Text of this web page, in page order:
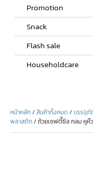
Promotion
Snack
Flash sale
Householdcare
หน้าหลัก/สินค้าทั้งหมด /บรรจุ
พลาสติก/ ถ้วยเซฟตี๊ซีล กลม หูหิ้ว